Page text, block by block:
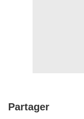
Partager